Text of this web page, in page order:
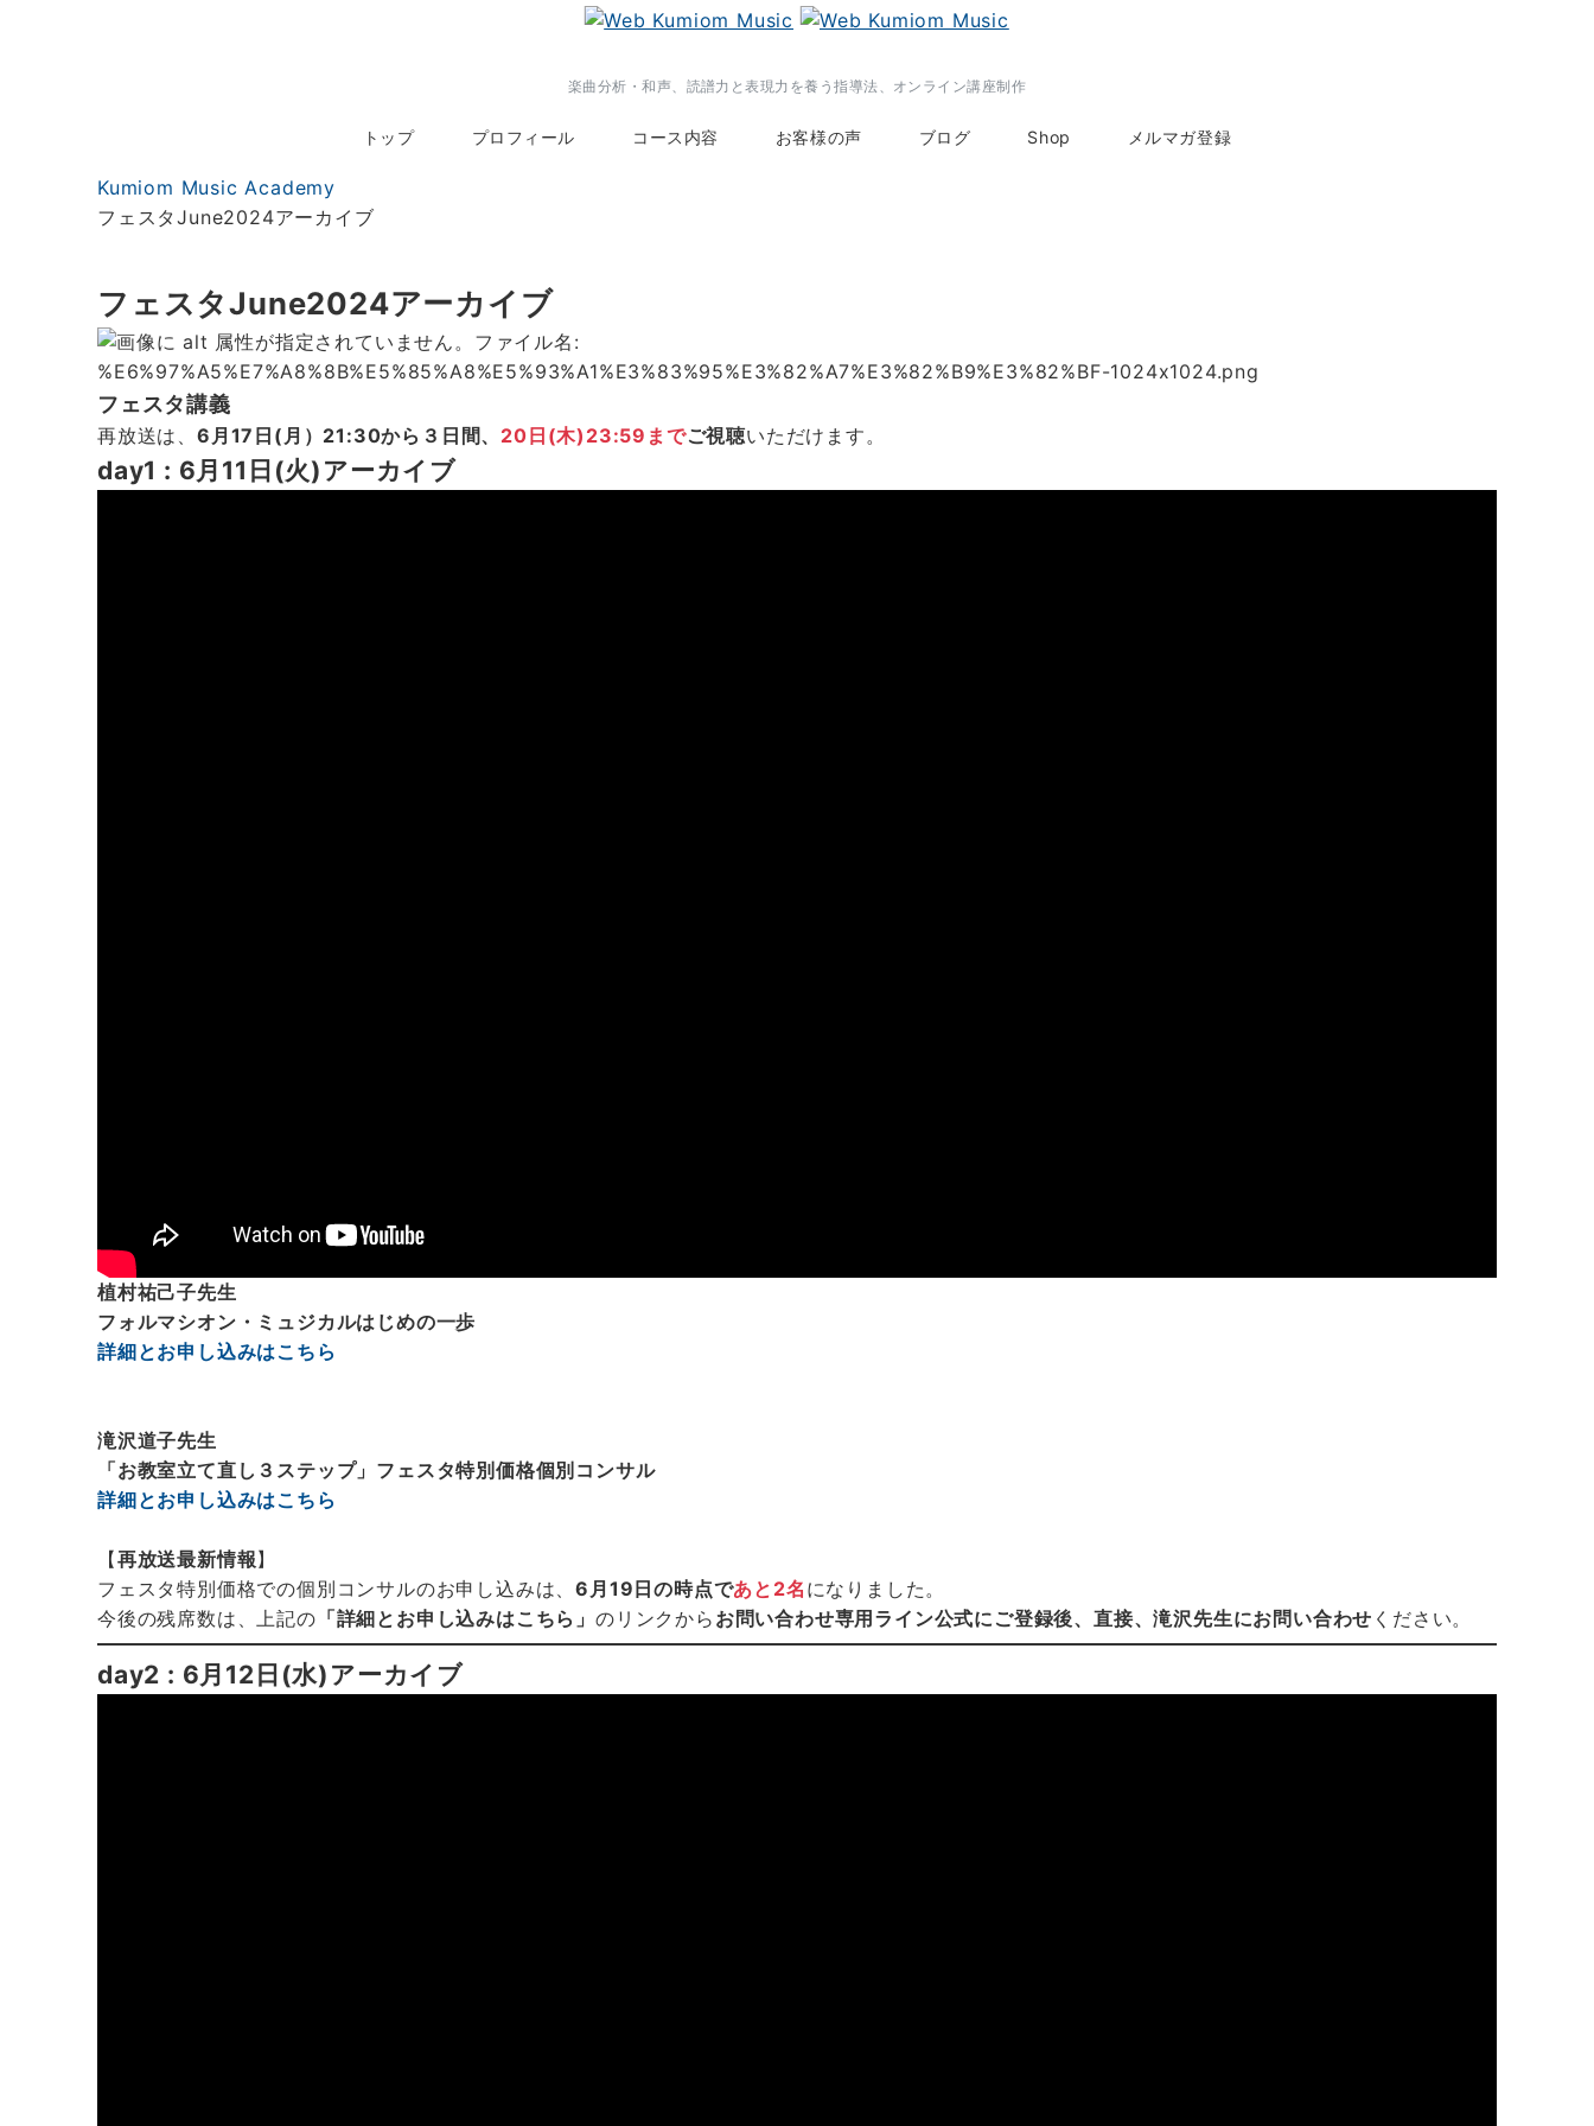
楽曲分析・和声、読譜力と表現力を養う指導法、オンライン講座制作
トップ プロフィール コース内容 お客様の声 ブログ Shop メルマガ登録
Kumiom Music Academy
フェスタJune2024アーカイブ
フェスタJune2024アーカイブ
フェスタ講義
再放送は、 6月17日(月）21:30から３日間、 20日(木)23:59までご視聴いただけます。
day1 : 6月11日(火) アーカイブ
植村祐己子先生
フォルマシオン・ミュジカルはじめの一歩
詳細とお申し込みはこちら
滝沢道子先生
「お教室立て直し３ステップ」フェスタ特別価格個別コンサル
詳細とお申し込みはこちら
【再放送最新情報】
フェスタ特別価格での個別コンサルのお申し込みは、6月19日の時点であと2名 になりました。
今後の残席数は、上記の 「詳細とお申し込みはこちら」のリンクから お問い合わせ専用ライン公式にご登録後、直接、滝沢先生にお問い合わせ ください。
day2 : 6月12日(水)アーカイブ